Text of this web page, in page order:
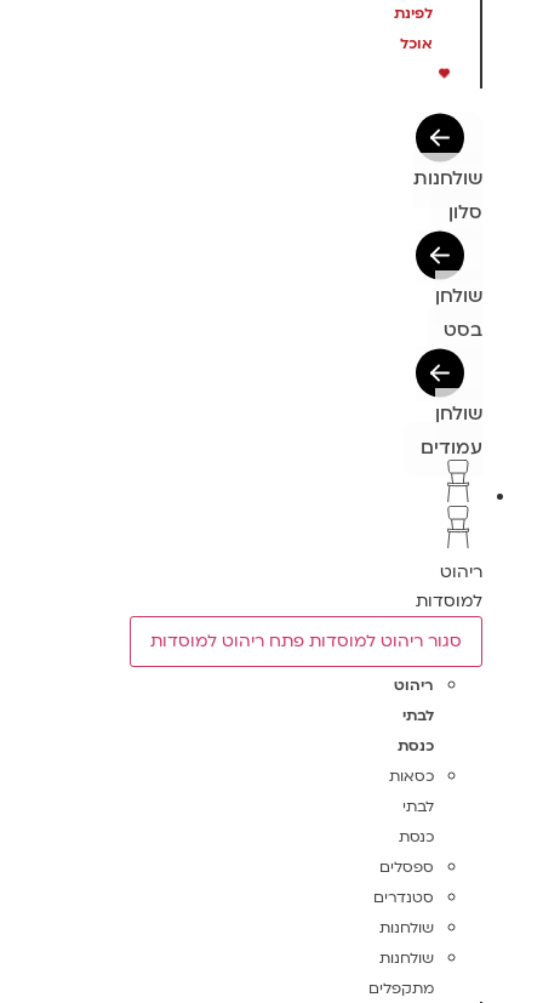
לפינת
אוכל
שולחנות
סלון
שולחן
בסט
שולחן
עמודים
ריהוט
למוסדות
סגור ריהוט למוסדות פתח ריהוט למוסדות
ריהוט
לבתי
כנסת
כסאות
לבתי
כנסת
ספסלים
סטנדרים
שולחנות
שולחנות
מתקפלים